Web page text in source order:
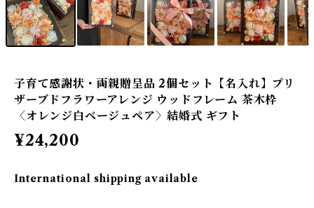
子育て感謝状・両親贈呈品 2個セット【名入れ】プリ
ザーブドフラワーアレンジ ウッドフレーム 茶木枠
〈オレンジ白ベージュペア〉結婚式 ギフト
¥24,200
International shipping available